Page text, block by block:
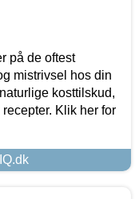
på de oftest
mistrivsel hos din
kosttilskud,
Klik her for